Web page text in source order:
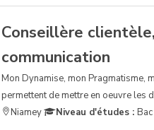
Conseillère
communication
Mon Dynamise, mon Pragmatisme,
permettent de mettre en oeuvre les
Niamey
Niveau d'études :